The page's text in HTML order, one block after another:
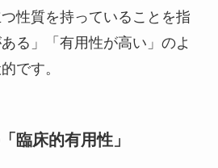
性質を持っていることを指
る」「有用性が高い」のよ
です。
臨床的有用性」